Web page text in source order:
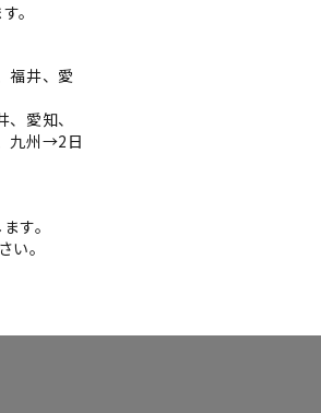
。
福井、愛
愛知、
九州→2日
す。
。